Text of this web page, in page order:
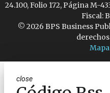
24.100, Folio 172, Página M-
Fiscal:
© 2026 BPS Business
close